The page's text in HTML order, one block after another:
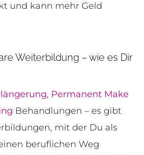
und kann mehr Geld
Weiterbildung – wie es Dir
, Permanent Make
Behandlungen – es gibt
mit der Du als
beruflichen Weg